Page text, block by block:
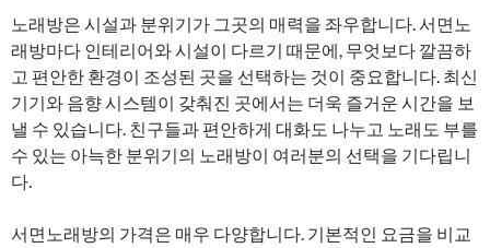
노래방은 시설과 분위기가 그곳의 매력을 좌우합니다. 서면노
래방마다 인테리어와 시설이 다르기 때문에, 무엇보다 깔끔하
고 편안한 환경이 조성된 곳을 선택하는 것이 중요합니다. 최신
기기와 음향 시스템이 갖춰진 곳에서는 더욱 즐거운 시간을 보
낼 수 있습니다. 친구들과 편안하게 대화도 나누고 노래도 부를
수 있는 아늑한 분위기의 노래방이 여러분의 선택을 기다립니
다.
서면노래방의 가격은 매우 다양합니다. 기본적인 요금을 비교